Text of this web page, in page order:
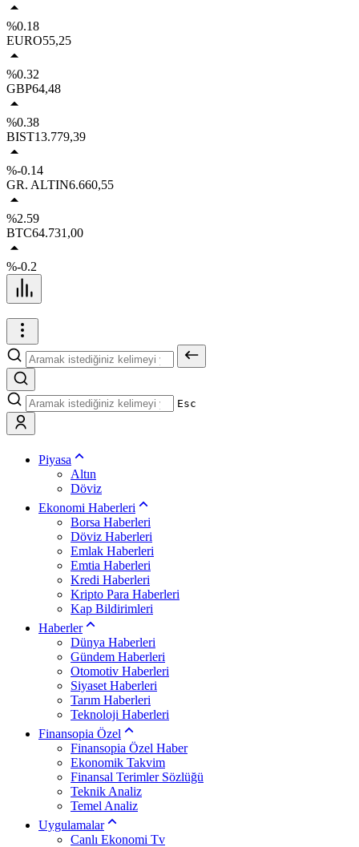
%0.18
EURO55,25
%0.32
GBP64,48
%0.38
BIST13.779,39
%-0.14
GR. ALTIN6.660,55
%2.59
BTC64.731,00
%-0.2
Esc
Piyasa
Altın
Döviz
Ekonomi Haberleri
Borsa Haberleri
Döviz Haberleri
Emlak Haberleri
Emtia Haberleri
Kredi Haberleri
Kripto Para Haberleri
Kap Bildirimleri
Haberler
Dünya Haberleri
Gündem Haberleri
Otomotiv Haberleri
Siyaset Haberleri
Tarım Haberleri
Teknoloji Haberleri
Finansopia Özel
Finansopia Özel Haber
Ekonomik Takvim
Finansal Terimler Sözlüğü
Teknik Analiz
Temel Analiz
Uygulamalar
Canlı Ekonomi Tv